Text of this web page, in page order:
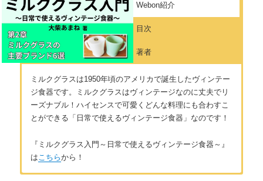
Webon紹介
目次
著者
ミルクグラスは1950年頃のアメリカで誕生したヴィンテー
ジ食器です。ミルクグラスはヴィンテージなのに丈夫でリ
ーズナブル！ハイセンスで可愛くどんな料理にも合わすこ
とができる「日常で使えるヴィンテージ食器」なのです！
『ミルクグラス入門～日常で使えるヴィンテージ食器～』
はこちらから！